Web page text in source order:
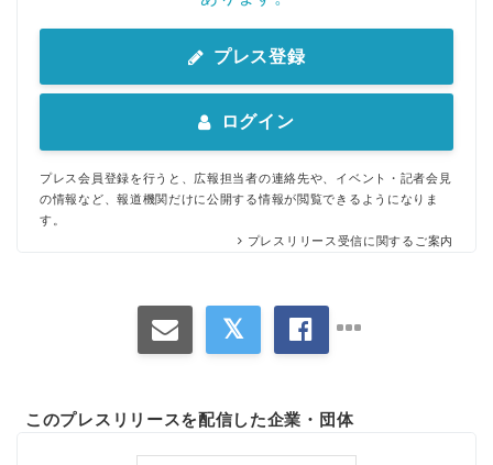
プレス登録
ログイン
プレス会員登録を行うと、広報担当者の連絡先や、イベント・記者会見
の情報など、報道機関だけに公開する情報が閲覧できるようになりま
す。
プレスリリース受信に関するご案内
このプレスリリースを配信した企業・団体